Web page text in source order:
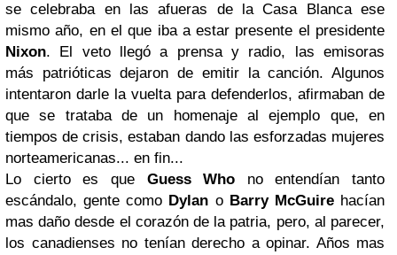
se celebraba en las afueras de la Casa Blanca ese
mismo año, en el que iba a estar presente el presidente
Nixon. El veto llegó a prensa y radio, las emisoras
más patrióticas dejaron de emitir la canción. Algunos
intentaron darle la vuelta para defenderlos, afirmaban de
que se trataba de un homenaje al ejemplo que, en
tiempos de crisis, estaban dando las esforzadas mujeres
norteamericanas... en fin...
Lo cierto es que Guess Who no entendían tanto
escándalo, gente como Dylan o Barry McGuirehacían
mas daño desde el corazón de la patria, pero, al parecer,
los canadienses no tenían derecho a opinar. Años mas